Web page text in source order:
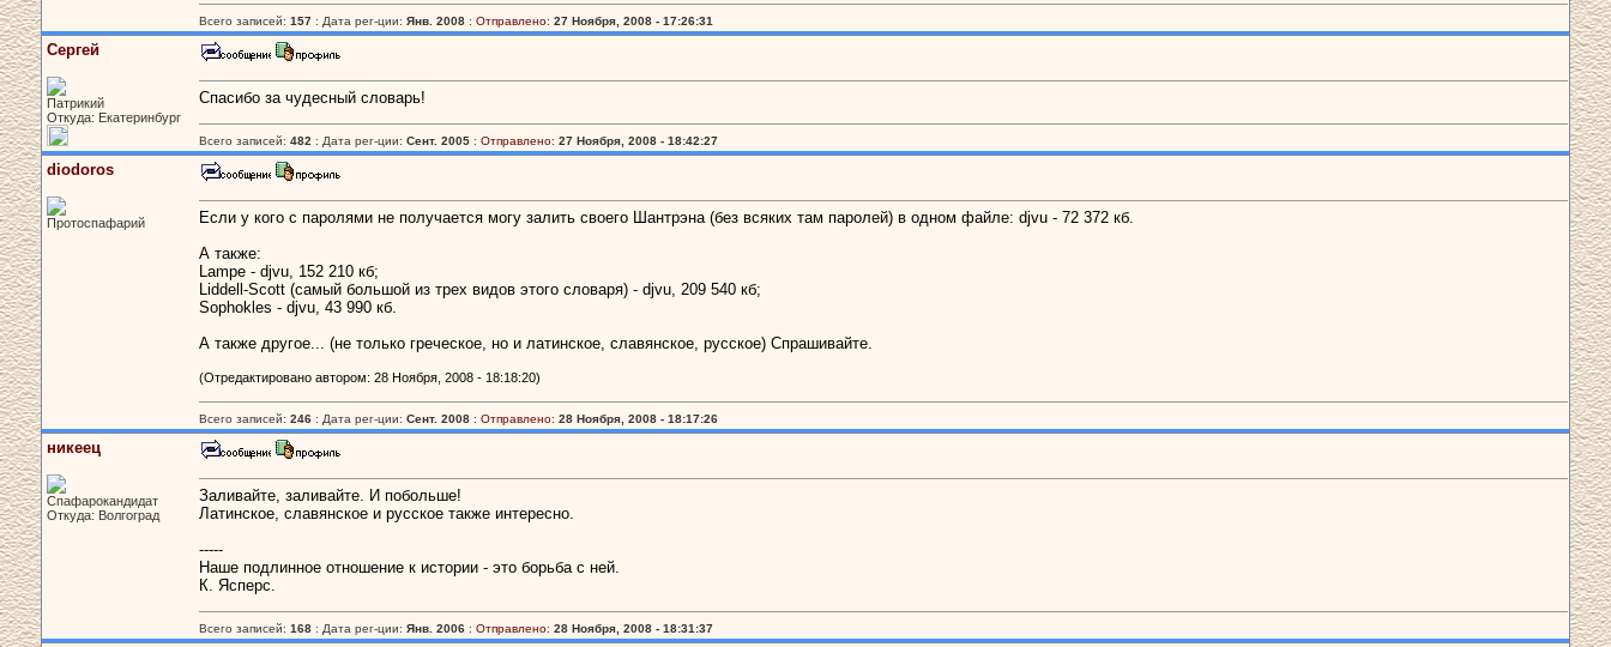
Всего записей: 157 : Дата рег-ции: Янв. 2008 : Отправлено: 27 Ноября, 2008 - 17:26:31
Сергей
Патрикий
Откуда: Екатеринбург
Спасибо за чудесный словарь!
Всего записей: 482 : Дата рег-ции: Сент. 2005 : Отправлено: 27 Ноября, 2008 - 18:42:27
diodoros
Протоспафарий
Если у кого с паролями не получается могу залить своего Шантрэна (без всяких там паролей) в одном файле: djvu - 72 372 кб.
А также:
Lampe - djvu, 152 210 кб;
Liddell-Scott (самый большой из трех видов этого словаря) - djvu, 209 540 кб;
Sophokles - djvu, 43 990 кб.
А также другое... (не только греческое, но и латинское, славянское, русское) Спрашивайте.
(Отредактировано автором: 28 Ноября, 2008 - 18:18:20)
Всего записей: 246 : Дата рег-ции: Сент. 2008 : Отправлено: 28 Ноября, 2008 - 18:17:26
никеец
Спафарокандидат
Откуда: Волгоград
Заливайте, заливайте. И побольше!
Латинское, славянское и русское также интересно.
-----
Наше подлинное отношение к истории - это борьба с ней.
К. Ясперс.
Всего записей: 168 : Дата рег-ции: Янв. 2006 : Отправлено: 28 Ноября, 2008 - 18:31:37